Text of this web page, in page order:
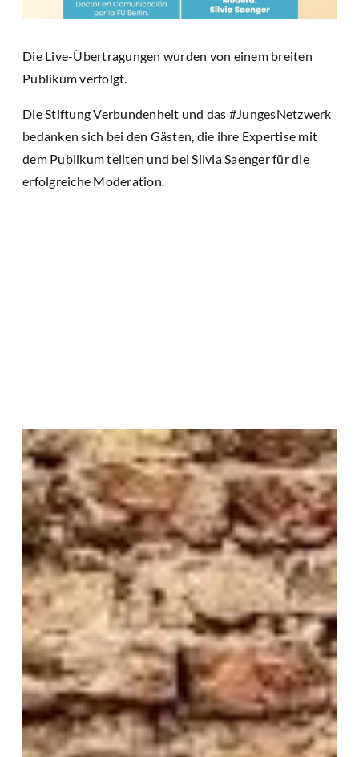
Die Live-Übertragungen wurden von einem breiten
Publikum verfolgt.
Die Stiftung Verbundenheit und das #JungesNetzwerk
bedanken sich bei den Gästen, die ihre Expertise mit
dem Publikum teilten und bei Silvia Saenger für die
erfolgreiche Moderation.